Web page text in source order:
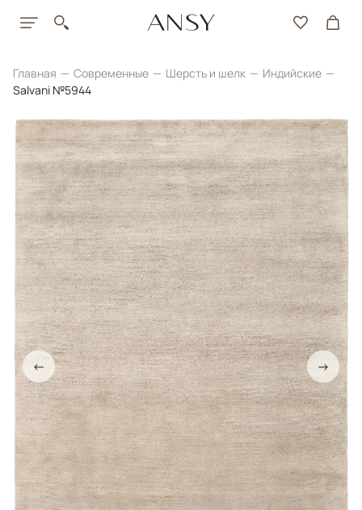
Главная Современные Шерсть и шелк
Индийские
Salvani №5944
← →